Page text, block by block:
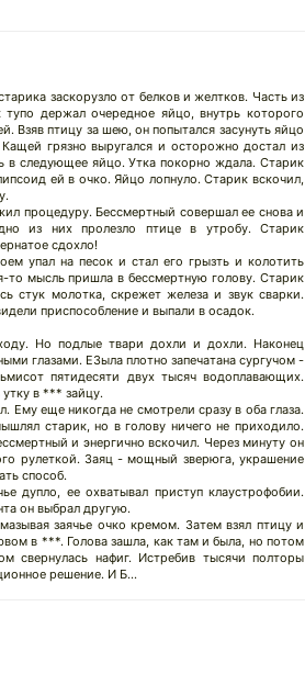
заскорузло от белков и желтков. Часть из
держал очередное яйцо, внутрь которого
Взяв птицу за шею, он попытался засунуть яйцо
грязно выругался и осторожно достал из
в следующее яйцо. Утка покорно ждала. Старик
ей в очко. Яйцо лопнуло. Старик вскочил,
процедуру. Бессмертный совершал ее снова и
из них пролезло птице в утробу. Старик
сдохло!
упал на песок и стал его грызть и колотить
то мысль пришла в бессмертную голову. Старик
стук молотка, скрежет железа и звук сварки.
приспособление и выпали в осадок.
Но подлые твари дохли и дохли. Наконец
глазами. Е3ыла плотно запечатана сургучом -
пятидесяти двух тысяч водоплавающих.
утку в *** зайцу.
Ему еще никогда не смотрели сразу в оба глаза.
старик, но в голову ничего не приходило.
и энергично вскочил. Через минуту он
рулеткой. Заяц - мощный зверюга, украшение
способ.
дупло, ее охватывал приступ клаустрофобии.
он выбрал другую.
заячье очко кремом. Затем взял птицу и
в ***. Голова зашла, как там и была, но потом
свернулась нафиг. Истребив тысячи полторы
решение. И Б...